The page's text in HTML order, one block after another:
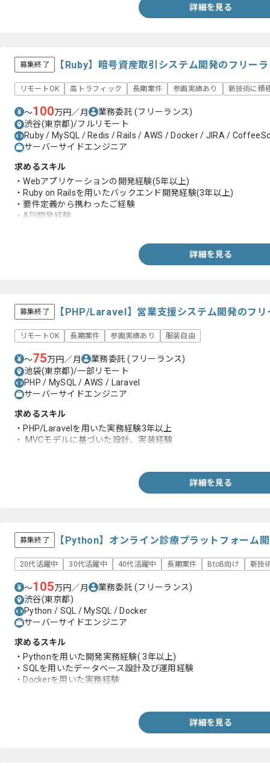
詳細を見る
募集終了 【Ruby】暗号資産取引システム開発のフリー
リモートOK 高トラフィック 長期案件 参画実績あり 新技術に積
〜100万円／月 業務委託(フリーランス)
渋谷(東京都)/フルリモート
Ruby / MySQL / Redis / Rails / AWS / Docker / JIRA /
サーバーサイドエンジニア
求めるスキル
・Webアプリケーションの開発経験(5年以上)
・Ruby on Railsを用いたバックエンド開発経験(3年以上)
・要件定義から携わったご経験
・API開発経験
詳細を見る
募集終了 【PHP/Laravel】営業支援システム開発のフ
リモートOK 長期案件 参画実績あり 服装自由
〜75万円／月 業務委託(フリーランス)
池袋(東京都)/一部リモート
PHP / MySQL / AWS / Laravel
サーバーサイドエンジニア
求めるスキル
・PHP/Laravelを用いた実務経験3年以上
・ MVCモデルに基づいた設計、実装経験
詳細を見る
募集終了 【Python】オンライン診療プラットフォーム
20代活躍中 30代活躍中 40代活躍中 長期案件 BtoB向け 新技
〜105万円／月 業務委託(フリーランス)
渋谷(東京都)
Python / SQL / MySQL / Docker
サーバーサイドエンジニア
求めるスキル
・Pythonを用いた開発実務経験( 3年以上)
・SQLを用いたデータベース設計及び運用経験
・Dockerを用いた実務経験
詳細を見る